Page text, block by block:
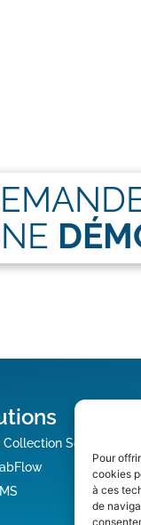
Pour
cookies
à ces
de
Solution